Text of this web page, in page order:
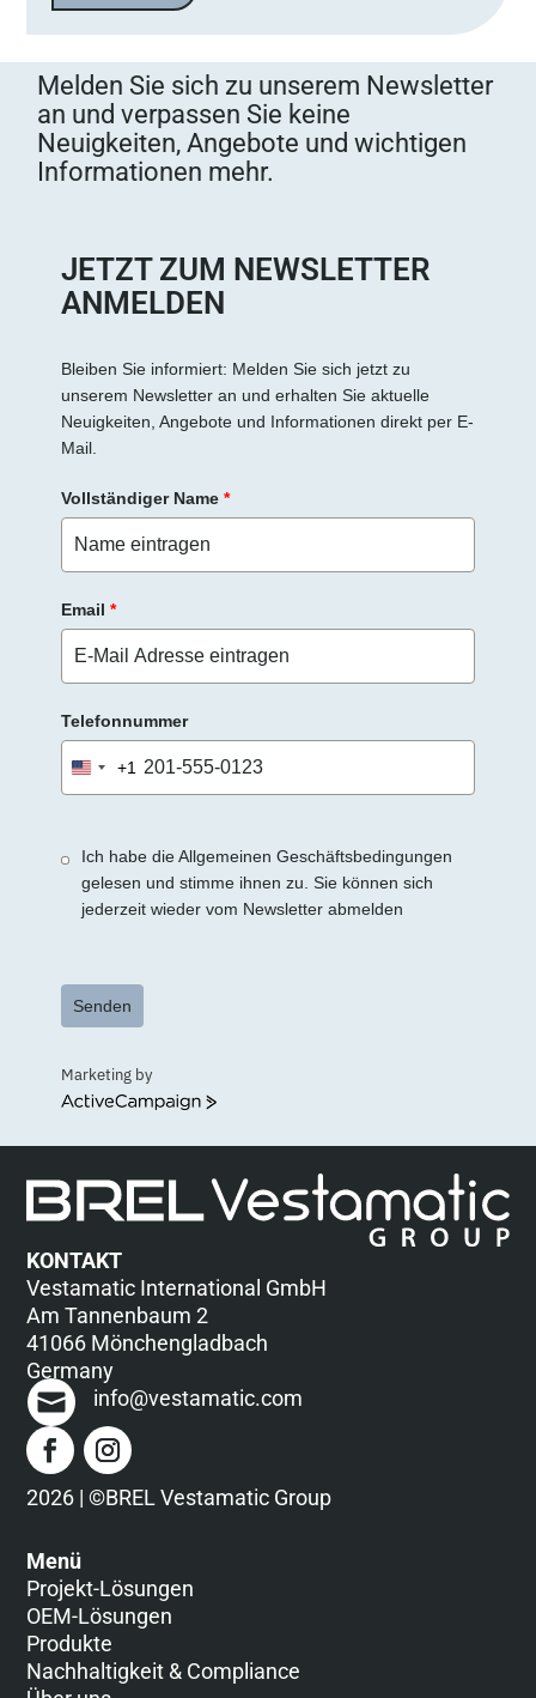
Melden Sie sich zu unserem Newsletter
an und verpassen Sie keine
Neuigkeiten, Angebote und wichtigen
Informationen mehr.
JETZT ZUM NEWSLETTER
ANMELDEN
Bleiben Sie informiert: Melden Sie sich jetzt zu
unserem Newsletter an und erhalten Sie aktuelle
Neuigkeiten, Angebote und Informationen direkt per E-
Mail.
Vollständiger Name *
Email *
Telefonnummer
United
States
+1
Ich habe die Allgemeinen Geschäftsbedingungen
gelesen und stimme ihnen zu. Sie können sich
jederzeit wieder vom Newsletter abmelden
Senden
Marketing by
ActiveCampaign
KONTAKT
Vestamatic International GmbH
Am Tannenbaum 2
41066 Mönchengladbach
Germany
info@vestamatic.com
2026 | ©BREL Vestamatic Group
Menü
Projekt-Lösungen
OEM-Lösungen
Produkte
Nachhaltigkeit & Compliance